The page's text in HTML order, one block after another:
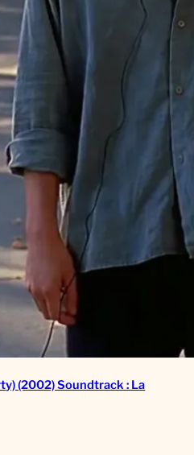
(2002) Soundtrack : La